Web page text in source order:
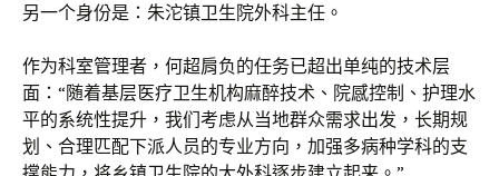
另一个身份是：朱沱镇卫生院外科主任。
作为科室管理者，何超肩负的任务已超出单纯的技术层
面：“随着基层医疗卫生机构麻醉技术、院感控制、护理水
平的系统性提升，我们考虑从当地群众需求出发，长期规
划、合理匹配下派人员的专业方向，加强多病种学科的支